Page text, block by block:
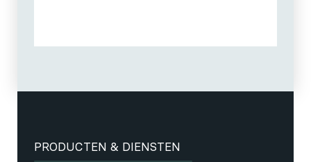
PRODUCTEN & DIENSTEN